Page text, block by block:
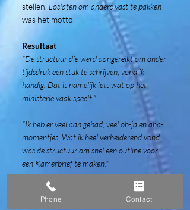
stellen. Loslaten om anders vast te pakken
was het motto.
Resultaat
"De structuur die werd aangereikt om onder
tijdsdruk een stuk te schrijven, vond ik
handig. Dat is namelijk iets wat op het
ministerie vaak speelt."
"Ik heb er veel aan gehad, veel oh-ja en aha-
momentjes. Wat ik heel verhelderend vond
was de structuur om snel een outline voor
een Kamerbrief te maken."
"De storytelling-lessen heb ik met succes
gebruikt in een motivatiebrief voor een
Phone Contact